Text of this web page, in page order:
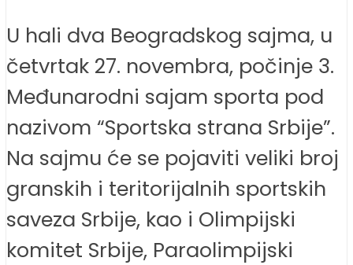
U hali dva Beogradskog sajma, u
četvrtak 27. novembra, počinje 3.
Međunarodni sajam sporta pod
nazivom “Sportska strana Srbije”.
Na sajmu će se pojaviti veliki broj
granskih i teritorijalnih sportskih
saveza Srbije, kao i Olimpijski
komitet Srbije, Paraolimpijski